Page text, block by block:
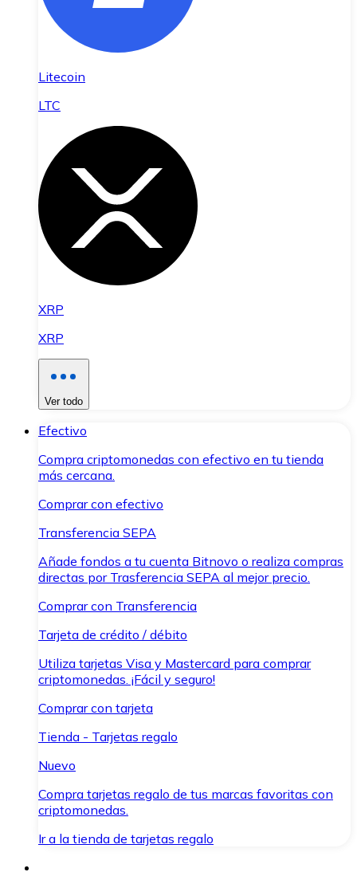
Litecoin
LTC
XRP
XRP
Ver todo
Efectivo
Compra criptomonedas con efectivo en tu tienda
más cercana.
Comprar con efectivo
Transferencia SEPA
Añade fondos a tu cuenta Bitnovo o realiza compras
directas por Trasferencia SEPA al mejor precio.
Comprar con Transferencia
Tarjeta de crédito / débito
Utiliza tarjetas Visa y Mastercard para comprar
criptomonedas. ¡Fácil y seguro!
Comprar con tarjeta
Tienda - Tarjetas regalo
Nuevo
Compra tarjetas regalo de tus marcas favoritas con
criptomonedas.
Ir a la tienda de tarjetas regalo